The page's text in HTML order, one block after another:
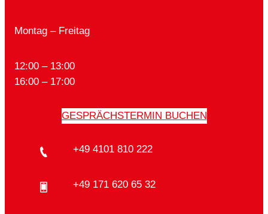
Montag – Freitag
12:00 – 13:00
16:00 – 17:00
GESPRÄCHSTERMIN BUCHEN
+49 4101 810 222
+49 171 620 65 32